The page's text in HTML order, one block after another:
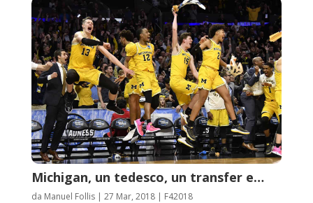
Michigan, un tedesco, un transfer e…
da Manuel Follis| 27 Mar, 2018| F42018